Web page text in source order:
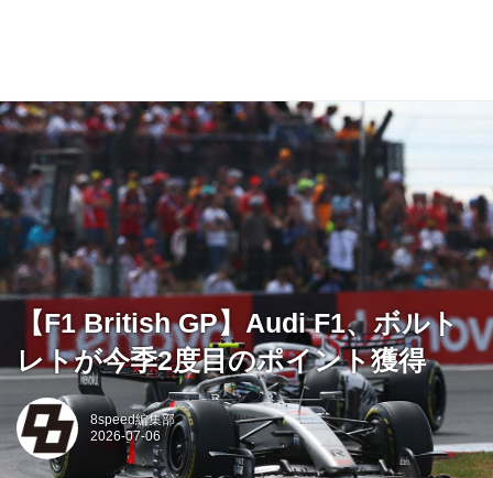
【F1 British GP】Audi F1、ボルト
レトが今季2度目のポイント獲得
8speed編集部